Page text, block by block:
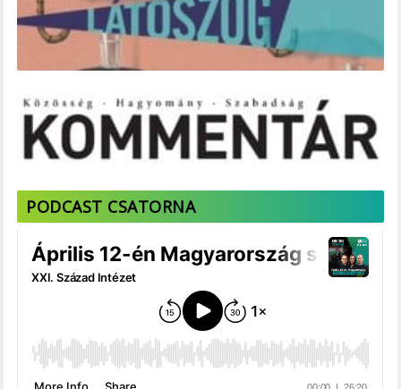
PODCAST CSATORNA